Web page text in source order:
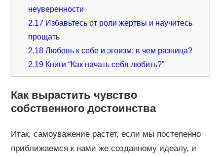
неуверенности
2.17Избавьтесь от роли жертвы и научитесь
прощать
2.18Любовь к себе и эгоизм: в чем разница?
2.19Книги “Как начать себя любить?”
Как вырастить чувство
собственного достоинства
Итак, самоуважение растет, если мы постепенно
приближаемся к нами же созданному идеалу, и